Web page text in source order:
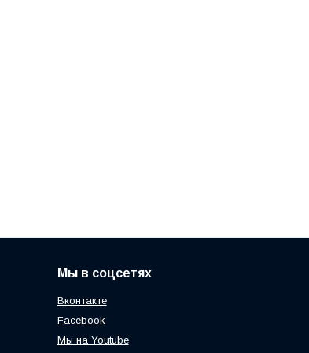
Мы в соцсетях
Вконтакте
Facebook
Мы на Youtube